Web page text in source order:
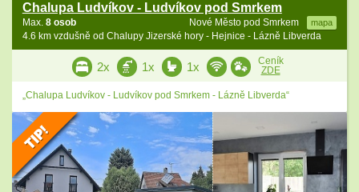
Chalupa Ludvíkov - Ludvíkov pod Smrkem
Nové Město pod Smrkem mapa
Max. 8 osob
4.6 km vzdušně od Chalupy Jizerské hory - Hejnice - Lázně Libverda
2x 1x 1x
Ceník
ZDE
„Chalupa Ludvíkov - Ludvíkov pod Smrkem - Lázně Libverda“